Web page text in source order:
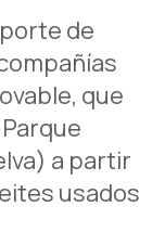
de
que
a partir
usados